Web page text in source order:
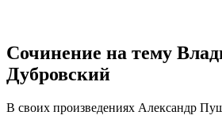
Сочинение на тему
Дубровский
В своих произведениях Александр